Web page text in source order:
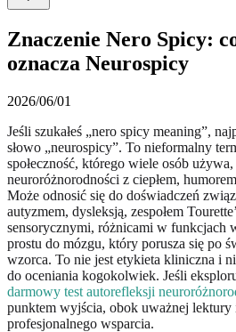
Znaczenie Nero Spicy:
oznacza Neurospicy
2026/06/01
Jeśli szukałeś „nero spicy meaning”,
słowo „neurospicy”. To nieformalny
społeczność, którego wiele osób
neuroróżnorodności z ciepłem,
Może odnosić się do doświadczeń
autyzmem, dysleksją, zespołem
sensorycznymi, różnicami w funkcjach
prostu do mózgu, który porusza się po
wzorca. To nie jest etykieta kliniczna i
do oceniania kogokolwiek. Jeśli
darmowy test autorefleksji
punktem wyjścia, obok uważnej lektury
profesjonalnego wsparcia.